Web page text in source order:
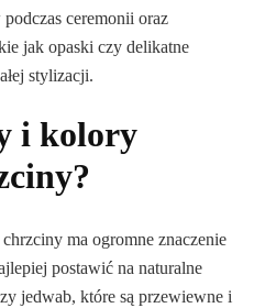
ceremonii oraz
jak opaski czy delikatne
stylizacji.
i kolory
ma ogromne znaczenie
postawić na naturalne
jedwab, które są przewiewne i